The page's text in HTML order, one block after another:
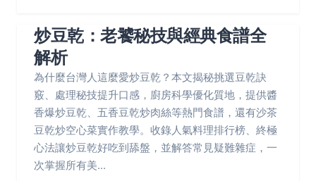
炒豆乾：老饕秘技與經典食譜全
解析
為什麼台灣人這麼愛炒豆乾？本文揭秘挑選豆乾訣
竅、處理秘技提升口感，廚房科學優化質地，提供醬
香爆炒豆乾、五香豆乾炒肉絲等熱門食譜，還有沙茶
豆乾炒空心菜實作教學。收錄人氣料理排行榜、終極
心法讓炒豆乾好吃到舔盤，並解答常見疑難雜症，一
次掌握所有美...